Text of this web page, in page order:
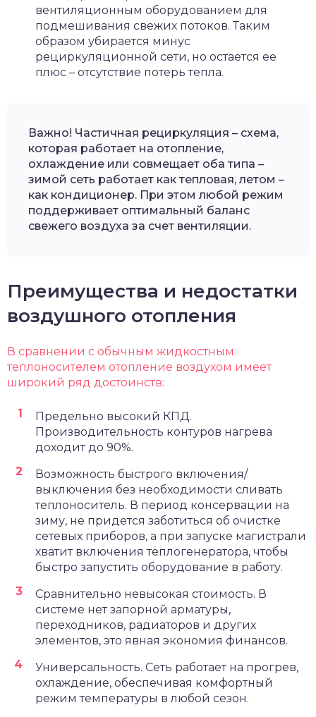
вентиляционным оборудованием для
подмешивания свежих потоков. Таким
образом убирается минус
рециркуляционной сети, но остается ее
плюс – отсутствие потерь тепла.
Важно! Частичная рециркуляция – схема,
которая работает на отопление,
охлаждение или совмещает оба типа –
зимой сеть работает как тепловая, летом –
как кондиционер. При этом любой режим
поддерживает оптимальный баланс
свежего воздуха за счет вентиляции.
Преимущества и недостатки
воздушного отопления
В сравнении с обычным жидкостным
теплоносителем отопление воздухом имеет
широкий ряд достоинств:
Предельно высокий КПД.
Производительность контуров нагрева
доходит до 90%.
Возможность быстрого включения/
выключения без необходимости сливать
теплоноситель. В период консервации на
зиму, не придется заботиться об очистке
сетевых приборов, а при запуске магистрали
хватит включения теплогенератора, чтобы
быстро запустить оборудование в работу.
Сравнительно невысокая стоимость. В
системе нет запорной арматуры,
переходников, радиаторов и других
элементов, это явная экономия финансов.
Универсальность. Сеть работает на прогрев,
охлаждение, обеспечивая комфортный
режим температуры в любой сезон.